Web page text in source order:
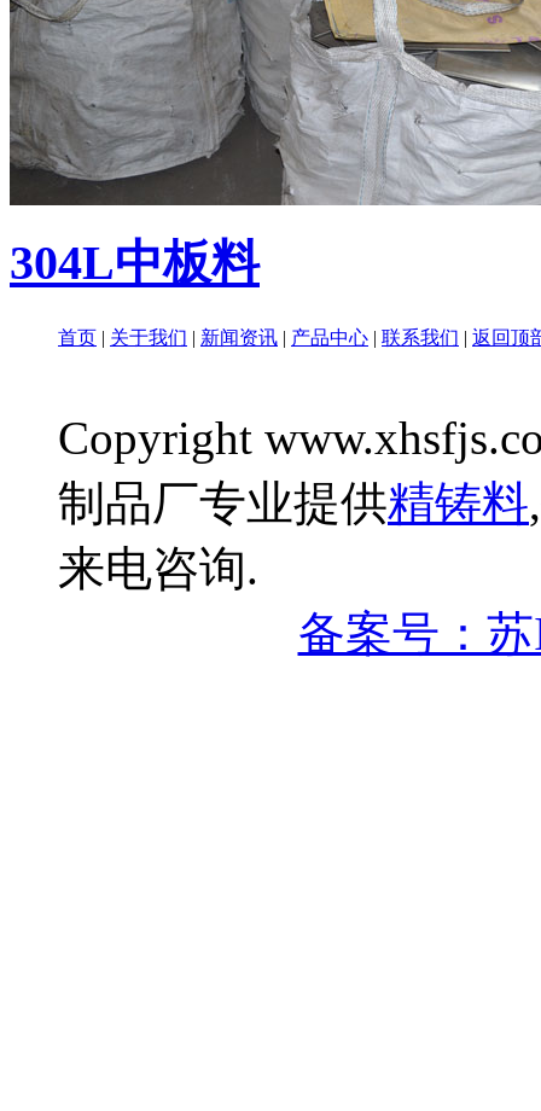
304L中板料
首页 | 关于我们 | 新闻资讯 | 产品中心 | 联系我们 | 返回顶
Copyright
制品厂专业提供精铸料,
来电咨询.
备案号：苏